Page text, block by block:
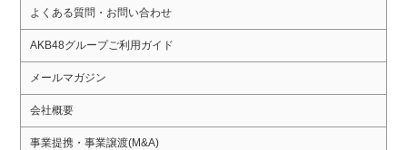
よくある質問・お問い合わせ
AKB48グループご利用ガイド
メールマガジン
会社概要
事業提携・事業譲渡(M&A)